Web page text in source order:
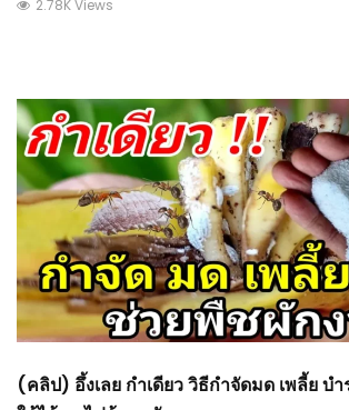
2.78K Views
(คลิป) อึ้งเลย กำเดียว วิธีกำจัดมด เพลี้ย บ